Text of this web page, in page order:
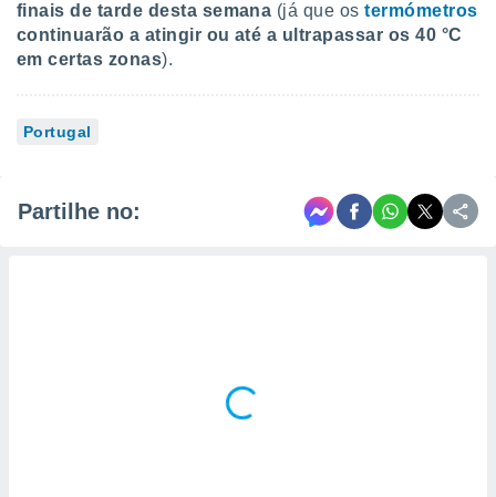
finais de tarde desta semana (já que ostermómetros
continuarão a atingir ou até a ultrapassar os 40 °C
em certas zonas).
Portugal
Partilhe no: